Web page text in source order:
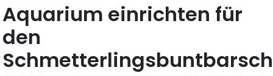
Aquarium einrichten für
den
Schmetterlingsbuntbarsch